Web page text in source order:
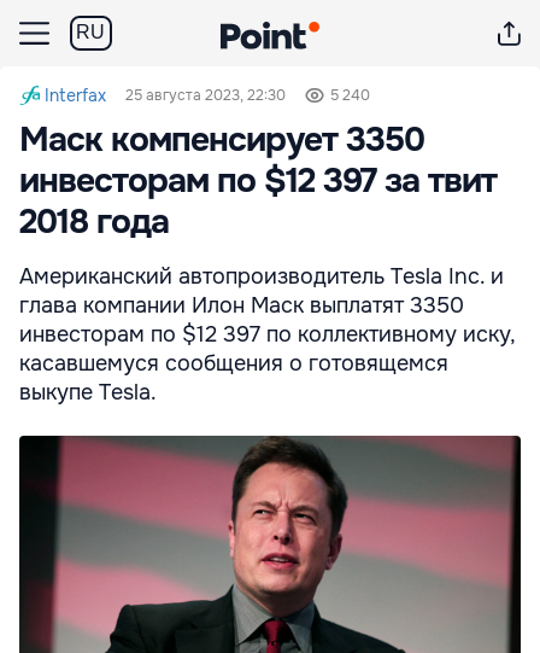
RU
Interfax 25 августа 2023, 22:30 5 240
Маск компенсирует 3350
инвесторам по $12 397 за твит
2018 года
Американский автопроизводитель Tesla Inc. и
глава компании Илон Маск выплатят 3350
инвесторам по $12 397 по коллективному иску,
касавшемуся сообщения о готовящемся
выкупе Tesla.